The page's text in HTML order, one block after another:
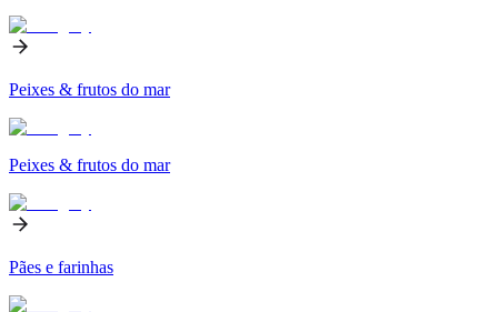
Peixes & frutos do mar
Peixes & frutos do mar
Pães e farinhas